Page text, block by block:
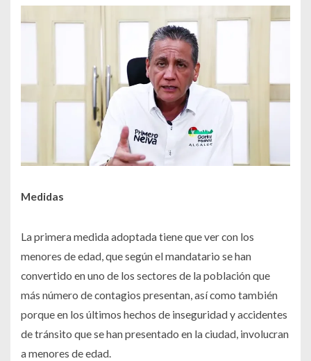
Medidas
La primera medida adoptada tiene que ver con los
menores de edad, que según el mandatario se han
convertido en uno de los sectores de la población que
más número de contagios presentan, así como también
porque en los últimos hechos de inseguridad y accidentes
de tránsito que se han presentado en la ciudad, involucran
a menores de edad.